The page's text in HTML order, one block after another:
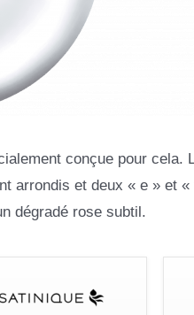
conçue pour cela.
arrondis et deux « e » et
dégradé rose subtil.